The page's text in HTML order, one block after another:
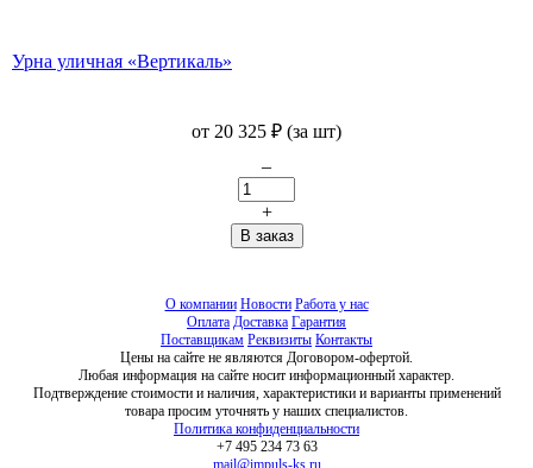
Урна уличная «Вертикаль»
от 20 325 ₽ (за шт)
–
+
О компании Новости Работа у нас
Оплата Доставка Гарантия
Поставщикам Реквизиты Контакты
Цены на сайте не являются Договором-офертой.
Любая информация на сайте носит информационный характер.
Подтверждение стоимости и наличия, характеристики и варианты применений
товара просим уточнять у наших специалистов.
Политика конфиденциальности
+7 495 234 73 63
mail@impuls-ks.ru